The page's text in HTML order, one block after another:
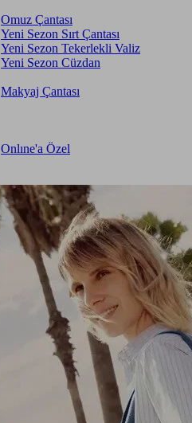
Omuz Çantası
Yeni Sezon Sırt Çantası
Yeni Sezon Tekerlekli Valiz
Yeni Sezon Cüzdan
Makyaj Çantası
Onlıne'a Özel